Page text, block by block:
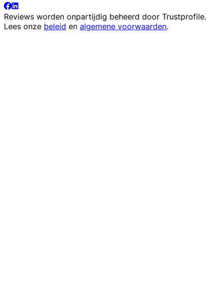
Reviews worden onpartijdig beheerd door Trustprofile.
Lees onze beleid en algemene voorwaarden.